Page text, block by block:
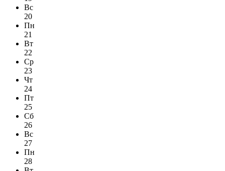
Вс
20
Пн
21
Вт
22
Ср
23
Чт
24
Пт
25
Сб
26
Вс
27
Пн
28